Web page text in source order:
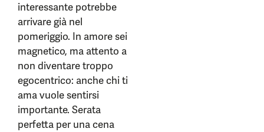
interessante potrebbe
arrivare già nel
pomeriggio. In amore sei
magnetico, ma attento a
non diventare troppo
egocentrico: anche chi ti
ama vuole sentirsi
importante. Serata
perfetta per una cena